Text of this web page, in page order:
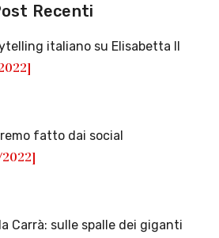
Recenti
italiano su Elisabetta II
fatto dai social
Carrà: sulle spalle dei giganti